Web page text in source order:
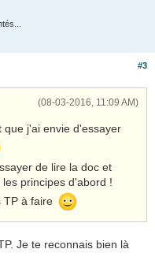
#3
(08-03-2016, 11:09 AM)
que j'ai envie d'essayer
de lire la doc et
principes d'abord !
TP à faire
Je te reconnais bien là